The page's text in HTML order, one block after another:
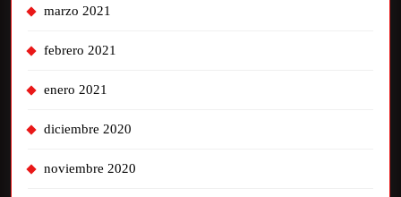
marzo 2021
febrero 2021
enero 2021
diciembre 2020
noviembre 2020